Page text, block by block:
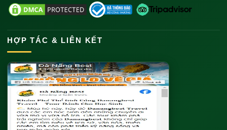
HỢP TÁC & LIÊN KẾT